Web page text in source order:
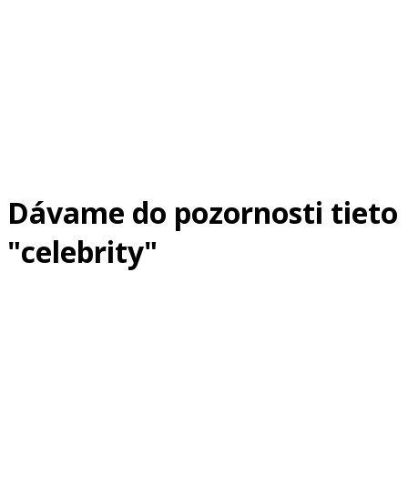
Dávame do pozornosti tieto
"celebrity"